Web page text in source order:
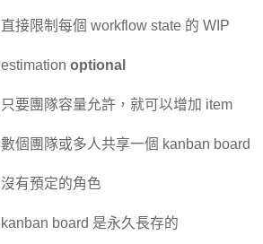
直接限制每個 workflow state 的 WIP
estimation optional
只要團隊容量允許，就可以增加 item
數個團隊或多人共享一個 kanban board
沒有預定的角色
kanban board 是永久長存的